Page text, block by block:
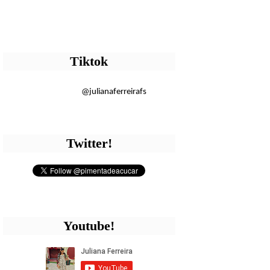
Tiktok
@julianaferreirafs
Twitter!
Youtube!